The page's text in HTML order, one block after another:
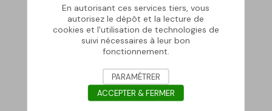
En autorisant ces services tiers, vous
autorisez le dépôt et la lecture de
cookies et l'utilisation de technologies de
suivi nécessaires à leur bon
fonctionnement.
PARAMÉTRER
ACCEPTER & FERMER